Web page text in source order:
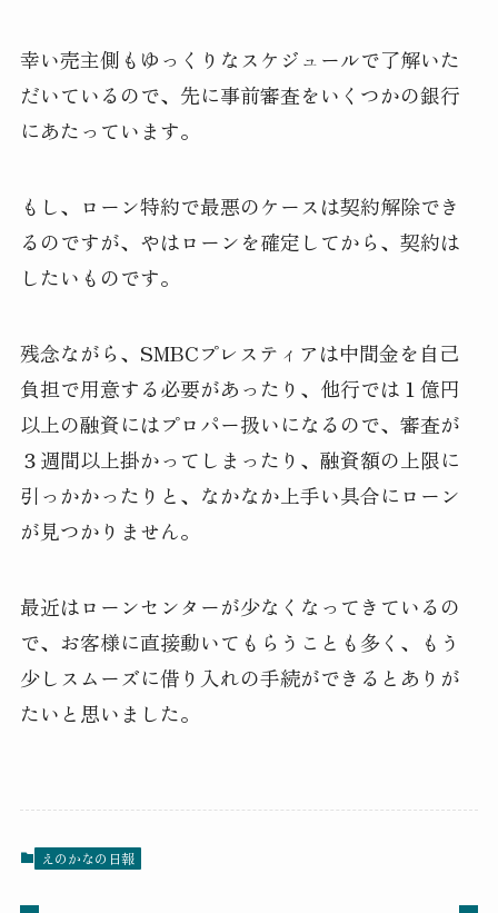
幸い売主側もゆっくりなスケジュールで了解いた
だいているので、先に事前審査をいくつかの銀行
にあたっています。
もし、ローン特約で最悪のケースは契約解除でき
るのですが、やはローンを確定してから、契約は
したいものです。
残念ながら、SMBCプレスティアは中間金を自己
負担で用意する必要があったり、他行では１億円
以上の融資にはプロパー扱いになるので、審査が
３週間以上掛かってしまったり、融資額の上限に
引っかかったりと、なかなか上手い具合にローン
が見つかりません。
最近はローンセンターが少なくなってきているの
で、お客様に直接動いてもらうことも多く、もう
少しスムーズに借り入れの手続ができるとありが
たいと思いました。
えのかなの日報